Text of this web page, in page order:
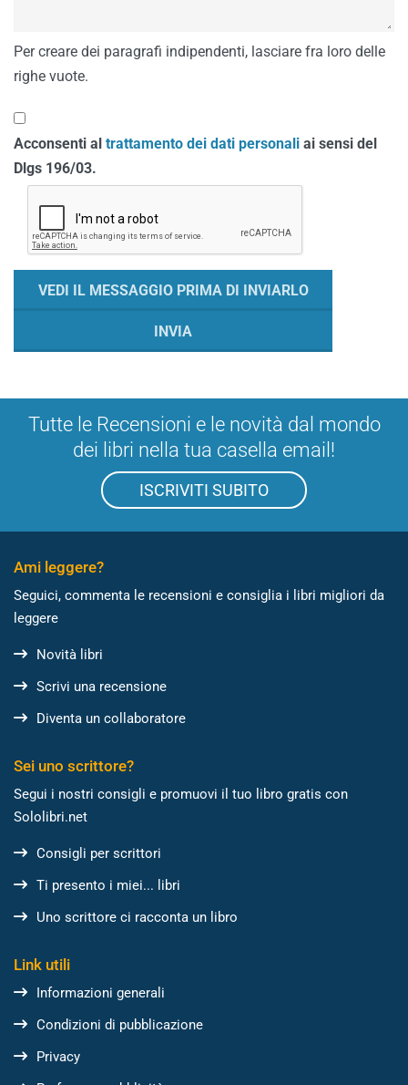
Per creare dei paragrafi indipendenti, lasciare fra loro delle
righe vuote.
Acconsenti al trattamento dei dati personali ai sensi del
Dlgs 196/03.
Tutte le Recensioni e le novità dal mondo
dei libri nella tua casella email!
ISCRIVITI SUBITO
Ami leggere?
Seguici, commenta le recensioni e consiglia i libri migliori da
leggere
Novità libri
Scrivi una recensione
Diventa un collaboratore
Sei uno scrittore?
Segui i nostri consigli e promuovi il tuo libro gratis con
Sololibri.net
Consigli per scrittori
Ti presento i miei... libri
Uno scrittore ci racconta un libro
Link utili
Informazioni generali
Condizioni di pubblicazione
Privacy